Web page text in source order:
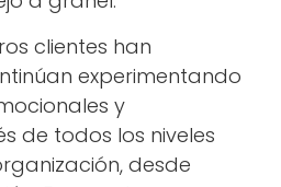
clientes han
experimentando
y
de todos los niveles
desde